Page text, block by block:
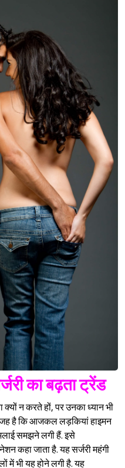
का बढ़ता ट्रेंड
न करते हों, पर उनका ध्यान भी
वजह है कि आजकल लड़कियां हाइमन
समझने लगी हैं. इसे
कहा जाता है. यह सर्जरी महंगी
में भी यह होने लगी है. यह